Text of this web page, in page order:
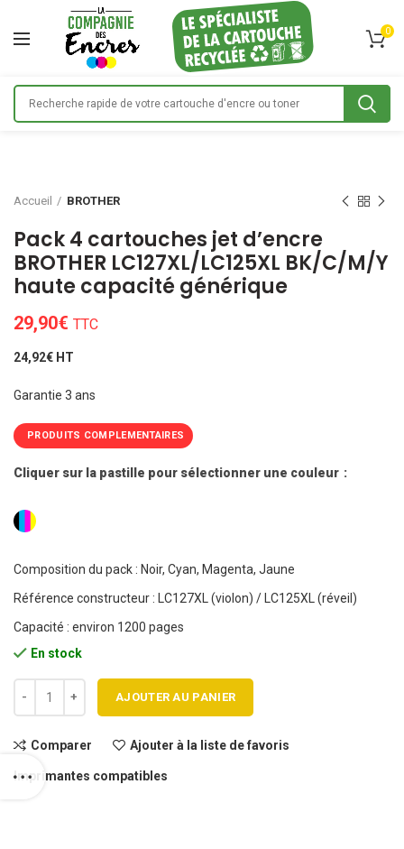
0
Accueil BROTHER
Pack 4 cartouches jet d’encre
BROTHER LC127XL/LC125XL BK/C/M/Y
haute capacité générique
29,90€ TTC
24,92€ HT
Garantie 3 ans
PRODUITS COMPLEMENTAIRES
Cliquer sur la pastille pour sélectionner une couleur
Composition du pack : Noir, Cyan, Magenta, Jaune
Référence constructeur : LC127XL (violon) / LC125XL (réveil)
Capacité : environ 1200 pages
En stock
AJOUTER AU PANIER
Comparer Ajouter à la liste de favoris
Imprimantes compatibles